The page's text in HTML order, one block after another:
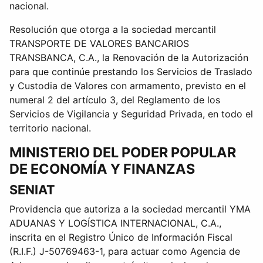
nacional.
Resolución que otorga a la sociedad mercantil
TRANSPORTE DE VALORES BANCARIOS
TRANSBANCA, C.A., la Renovación de la Autorización
para que continúe prestando los Servicios de Traslado
y Custodia de Valores con armamento, previsto en el
numeral 2 del artículo 3, del Reglamento de los
Servicios de Vigilancia y Seguridad Privada, en todo el
territorio nacional.
MINISTERIO DEL PODER POPULAR
DE ECONOMÍA Y FINANZAS
SENIAT
Providencia que autoriza a la sociedad mercantil YMA
ADUANAS Y LOGÍSTICA INTERNACIONAL, C.A.,
inscrita en el Registro Único de Información Fiscal
(R.I.F.) J-50769463-1, para actuar como Agencia de